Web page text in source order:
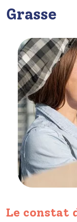
Grasse
Le constat